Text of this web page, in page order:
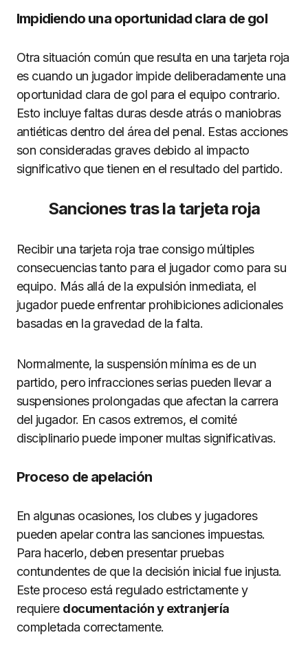
Impidiendo una oportunidad clara de gol
Otra situación común que resulta en una tarjeta roja
es cuando un jugador impide deliberadamente una
oportunidad clara de gol para el equipo contrario.
Esto incluye faltas duras desde atrás o maniobras
antiéticas dentro del área del penal. Estas acciones
son consideradas graves debido al impacto
significativo que tienen en el resultado del partido.
Sanciones tras la tarjeta roja
Recibir una tarjeta roja trae consigo múltiples
consecuencias tanto para el jugador como para su
equipo. Más allá de la expulsión inmediata, el
jugador puede enfrentar prohibiciones adicionales
basadas en la gravedad de la falta.
Normalmente, la suspensión mínima es de un
partido, pero infracciones serias pueden llevar a
suspensiones prolongadas que afectan la carrera
del jugador. En casos extremos, el comité
disciplinario puede imponer multas significativas.
Proceso de apelación
En algunas ocasiones, los clubes y jugadores
pueden apelar contra las sanciones impuestas.
Para hacerlo, deben presentar pruebas
contundentes de que la decisión inicial fue injusta.
Este proceso está regulado estrictamente y
requiere documentación y extranjería
completada correctamente.